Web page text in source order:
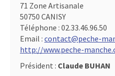
71 Zone Artisanale
50750 CANISY
Téléphone : 02.33.46.96.50
Email : contact@peche-
http://www.peche-
Président : Claude BUHAN